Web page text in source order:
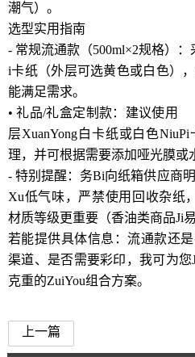
潮气）。
选型实用指南
- 常规流通款（500ml×2规格）：
i卡纸（外层可选黄色或白色）
能满足需求。
• 礼品/礼盒定制款：建议使用
层XuanYong白卡纸或白色
理，并可根据需要添加哑光膜或
- 特别提醒：务Bi向纸箱供应商
Xu低气味，严禁使用回收杂纸
材质等级更重要（香油类商品Ji
若能提供具体信息：流通款还
渠道、是否需要彩印，我可为您
克重的ZuiYou组合方案。
上一篇